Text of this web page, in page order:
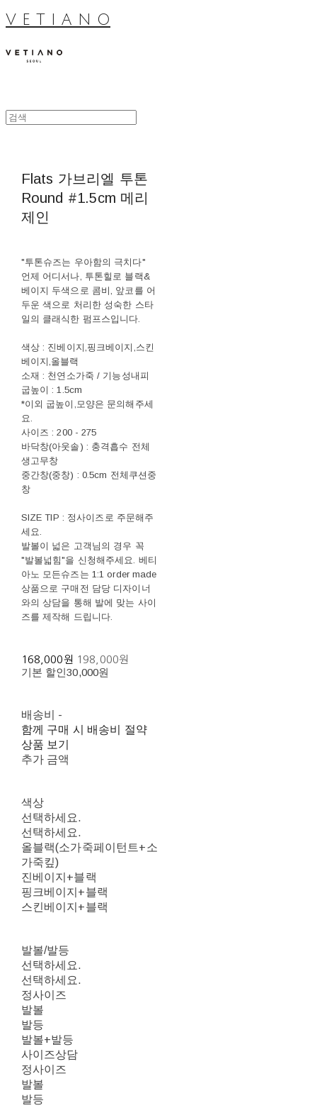
V E T I A N O
Flats 가브리엘 투톤
Round #1.5cm 메리
제인
"투톤슈즈는 우아함의 극치다"
언제 어디서나, 투톤힐로 블랙&
베이지 두색으로 콤비, 앞코를 어
두운 색으로 처리한 성숙한 스타
일의 클래식한 펌프스입니다.
색상 : 진베이지,핑크베이지,스킨
베이지,올블랙
소재 : 천연소가죽 / 기능성내피
굽높이 : 1.5cm
*이외 굽높이,모양은 문의해주세
요.
사이즈 : 200 - 275
바닥창(아웃솔) : 충격흡수 전체
생고무창
중간창(중창) : 0.5cm 전체쿠션중
창
SIZE TIP : 정사이즈로 주문해주
세요.
발볼이 넓은 고객님의 경우 꼭
"발볼넓힘"을 신청해주세요. 베티
아노 모든슈즈는 1:1 order made
상품으로 구매전 담당 디자이너
와의 상담을 통해 발에 맞는 사이
즈를 제작해 드립니다.
168,000원 198,000원
기본 할인30,000원
배송비 -
함께 구매 시 배송비 절약
상품 보기
추가 금액
색상
선택하세요.
선택하세요.
올블랙(소가죽페이턴트+소
가죽킾)
진베이지+블랙
핑크베이지+블랙
스킨베이지+블랙
발볼/발등
선택하세요.
선택하세요.
정사이즈
발볼
발등
발볼+발등
사이즈상담
정사이즈
발볼
발등